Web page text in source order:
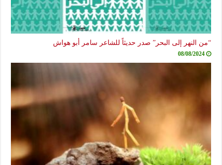
“من النهر إلى البحر” صدر حديثاً للشاعر سامر أبو هواش
08/08/2024